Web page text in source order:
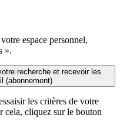
espace personnel,
».
recherche et recevoir les
(abonnement)
les critères de votre
cela, cliquez sur le bouton